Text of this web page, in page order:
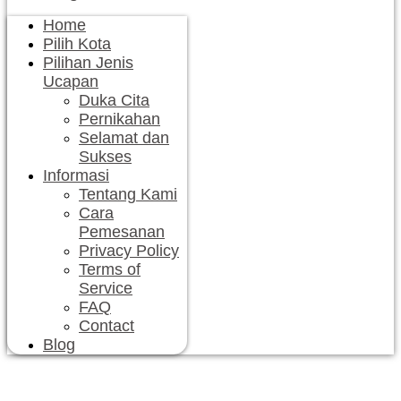
Home
Pilih Kota
Pilihan Jenis
Ucapan
Duka Cita
Pernikahan
Selamat dan
Sukses
Informasi
Tentang Kami
Cara
Pemesanan
Privacy Policy
Terms of
Service
FAQ
Contact
Blog